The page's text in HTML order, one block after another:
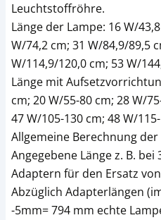
Leuchtstoffröhre.
Länge der Lampe: 16 W/
W/74,2 cm; 31 W/84,9/89,5
W/114,9/120,0 cm; 53 W/
Länge mit
cm; 20 W/55-80 cm; 28 W/
47 W/105-130 cm; 48 W/
Allgemeine Berechnung
Angegebene Länge z. B.
Adaptern für den Ersatz
Abzüglich Adapterlängen
-5mm= 794 mm echte